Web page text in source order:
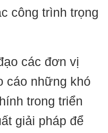
công trình trọng
các đơn vị
cáo những khó
trong triển
giải pháp để